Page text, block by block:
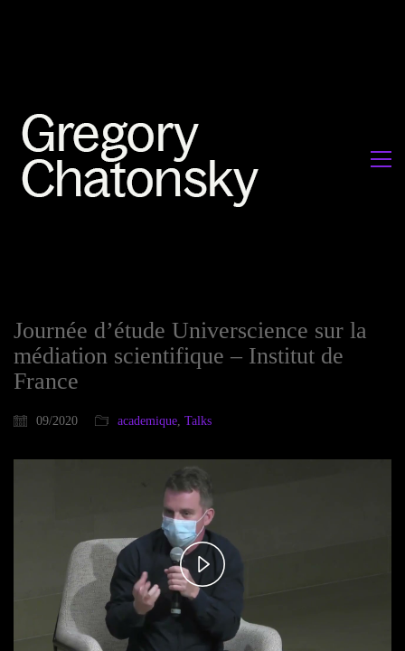
Journée d’étude Universcience sur la
médiation scientifique – Institut de
France
09/2020 academique, Talks
P
l